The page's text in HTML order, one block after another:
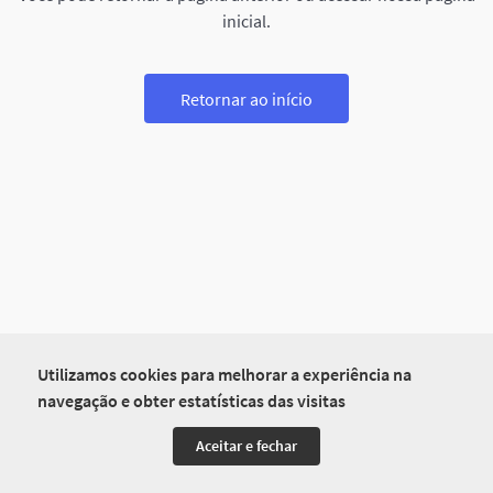
Utilizamos cookies para melhorar a experiência na
navegação e obter estatísticas das visitas
Aceitar e fechar
inicial.
Retornar ao início